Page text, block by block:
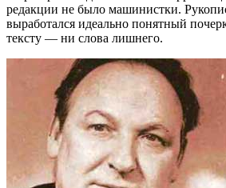
редакции не было машинистки.
выработался идеально понятный
тексту — ни слова лишнего.